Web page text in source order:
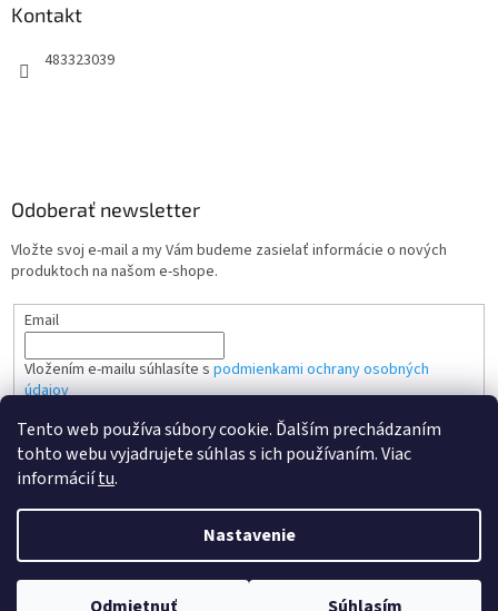
Tento web používa súbory cookie. Ďalším prechádzaním
tohto webu vyjadrujete súhlas s ich používaním. Viac
informáciítu.
Nastavenie
Kontakt
483323039
Odoberať newsletter
Vložte svoj e-mail a my Vám budeme zasielať informácie o nových
produktoch na našom e-shope.
Email
Vložením e-mailu súhlasíte s podmienkami ochrany osobných
údajov
PRIHLÁSIŤ SA
Vytvoril Shoptet